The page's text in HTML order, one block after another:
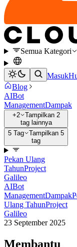
Semua Kategori
Masuk
Blog
AIBot
ManagementDampak
+2
Tampilkan 2
tag lainnya
5 Tag
Tampilkan 5
tag
Pekan Ulang
TahunProject
Galileo
AIBot
ManagementDampak
Ulang TahunProject
Galileo
23 September 2025
Membantu